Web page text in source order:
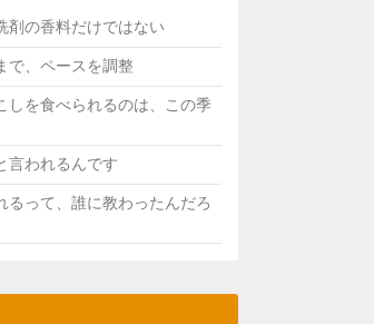
剤の香料だけではない
で、ペースを調整
しを食べられるのは、この季
言われるんです
るって、誰に教わったんだろ